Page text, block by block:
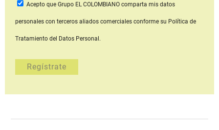
Acepto que Grupo EL COLOMBIANOcomparta mis datos
personales con terceros aliados comerciales conforme su Política de
Tratamiento del Datos Personal.